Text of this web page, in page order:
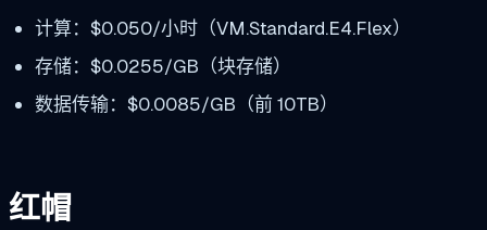
计算：$0.050/小时（VM.Standard.E4.Flex）
存储：$0.0255/GB（块存储）
数据传输：$0.0085/GB（前 10TB）
红帽